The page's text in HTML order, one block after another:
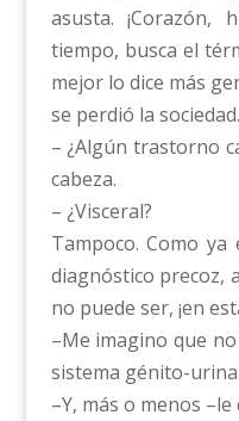
asusta. ¡Corazón,
tiempo, busca el
mejor lo dice más
se perdió la sociedad.
– ¿Algún trastorno
cabeza.
– ¿Visceral?
Tampoco. Como
diagnóstico precoz,
no puede ser, ¡en
–Me imagino que
sistema génito-
–Y, más o menos